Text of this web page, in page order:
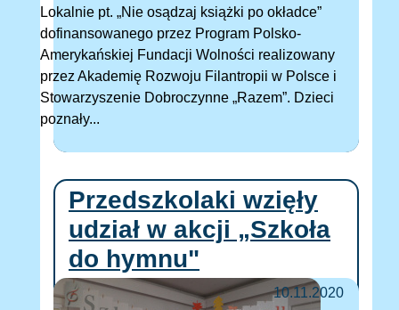
Lokalnie pt. „Nie osądzaj książki po okładce”
dofinansowanego przez Program Polsko-
Amerykańskiej Fundacji Wolności realizowany
przez Akademię Rozwoju Filantropii w Polsce i
Stowarzyszenie Dobroczynne „Razem”. Dzieci
poznały...
Przedszkolaki wzięły
udział w akcji „Szkoła
do hymnu"
10.11.2020